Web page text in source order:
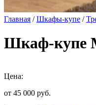
Главная /Шкафы-купе /
Шкаф-купе
Цена:
от 45 000 руб.